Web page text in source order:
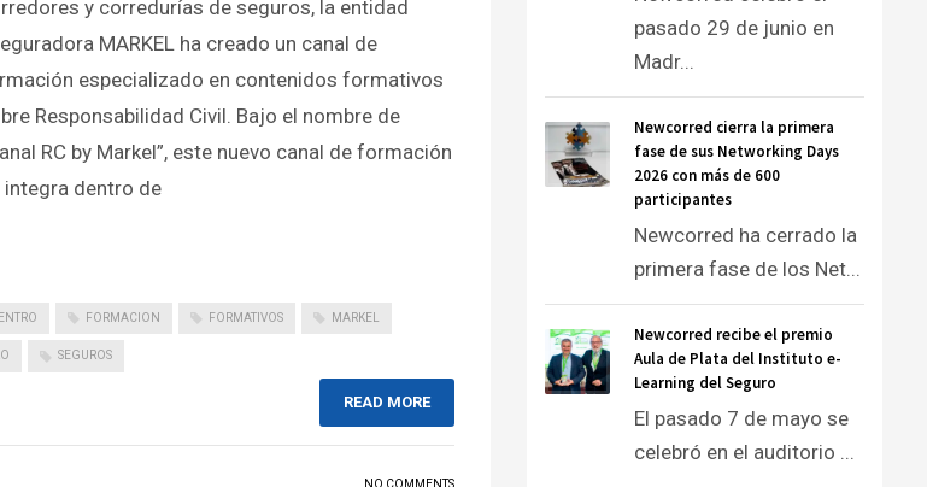
y corredurías de seguros, la entidad
MARKEL ha creado un canal de
especializado en contenidos formativos
Responsabilidad Civil. Bajo el nombre de
RC by Markel”, este nuevo canal de formación
integra dentro de
FORMACION FORMATIVOS MARKEL
SEGUROS
READ MORE
NO COMMENTS
pasado 29 de junio en
Madr...
Newcorred cierra la primera
fase de sus Networking Days
2026 con más de 600
participantes
Newcorred ha cerrado la
primera fase de los Net...
Newcorred recibe el premio
Aula de Plata del Instituto e-
Learning del Seguro
El pasado 7 de mayo se
celebró en el auditorio ...